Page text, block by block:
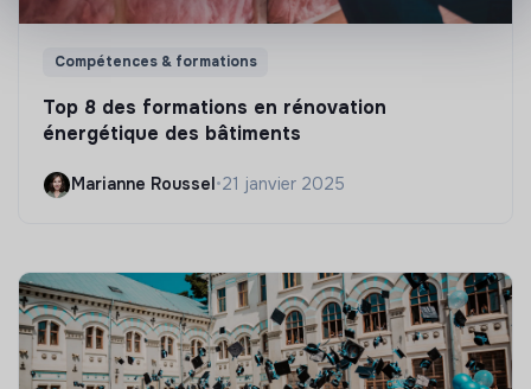
Compétences & formations
Top 8 des formations en rénovation
énergétique des bâtiments
Marianne Roussel•21 janvier 2025